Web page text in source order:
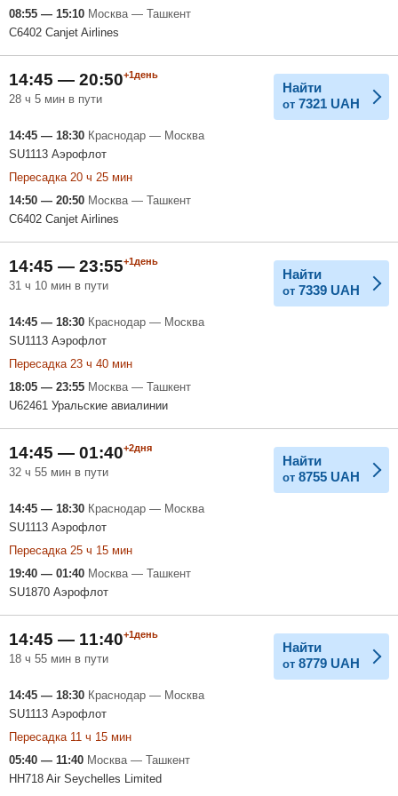
08:55 — 15:10 Москва — Ташкент
C6402 Canjet Airlines
14:45 — 20:50+1день
28 ч 5 мин в пути
Найти
от 7321 UAH
14:45 — 18:30 Краснодар — Москва
SU1113 Аэрофлот
Пересадка 20 ч 25 мин
14:50 — 20:50 Москва — Ташкент
C6402 Canjet Airlines
14:45 — 23:55+1день
31 ч 10 мин в пути
Найти
от 7339 UAH
14:45 — 18:30 Краснодар — Москва
SU1113 Аэрофлот
Пересадка 23 ч 40 мин
18:05 — 23:55 Москва — Ташкент
U62461 Уральские авиалинии
14:45 — 01:40+2дня
32 ч 55 мин в пути
Найти
от 8755 UAH
14:45 — 18:30 Краснодар — Москва
SU1113 Аэрофлот
Пересадка 25 ч 15 мин
19:40 — 01:40 Москва — Ташкент
SU1870 Аэрофлот
14:45 — 11:40+1день
18 ч 55 мин в пути
Найти
от 8779 UAH
14:45 — 18:30 Краснодар — Москва
SU1113 Аэрофлот
Пересадка 11 ч 15 мин
05:40 — 11:40 Москва — Ташкент
HH718 Air Seychelles Limited